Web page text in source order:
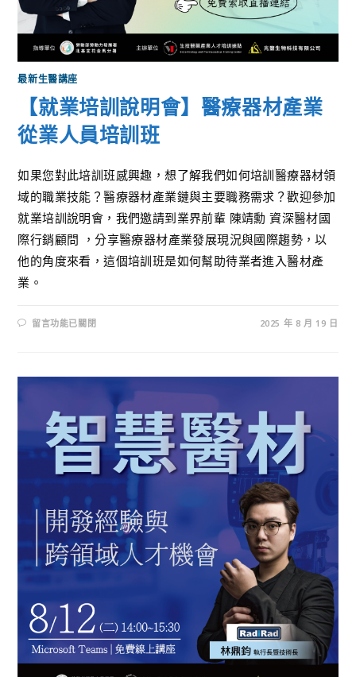
最新生醫講座
【就業培訓說明會】醫療器材產業
從業人員培訓班
如果您對此培訓班感興趣，想了解我們如何培訓醫療器材領
域的職業技能？醫療器材產業鏈與主要職務需求？歡迎參加
就業培訓說明會，我們邀請到業界前輩 陳靖勳 資深醫材國
際行銷顧問 ，分享醫療器材產業發展現況與國際趨勢，以
他的角度來看，這個培訓班是如何幫助待業者進入醫材產
業。
留言功能已關閉 2025 年 8 月 19 日